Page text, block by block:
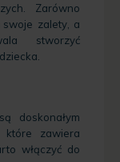
Zarówno
zalety, a
stworzyć
doskonałym
które zawiera
włączyć do